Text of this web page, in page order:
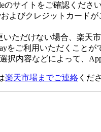
のサイトをご確認ください
よびクレジットカード
ただけない場合、楽天
をご利用いただくことが
内容などによって、
楽天市場までご連絡 くだ